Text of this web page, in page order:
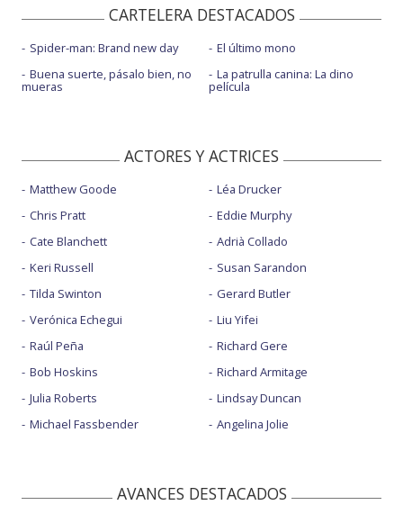
CARTELERA DESTACADOS
Spider-man: Brand new day
Buena suerte, pásalo bien, no
mueras
El último mono
La patrulla canina: La dino
película
ACTORES Y ACTRICES
Matthew Goode
Chris Pratt
Cate Blanchett
Keri Russell
Tilda Swinton
Verónica Echegui
Raúl Peña
Bob Hoskins
Julia Roberts
Michael Fassbender
Léa Drucker
Eddie Murphy
Adrià Collado
Susan Sarandon
Gerard Butler
Liu Yifei
Richard Gere
Richard Armitage
Lindsay Duncan
Angelina Jolie
AVANCES DESTACADOS